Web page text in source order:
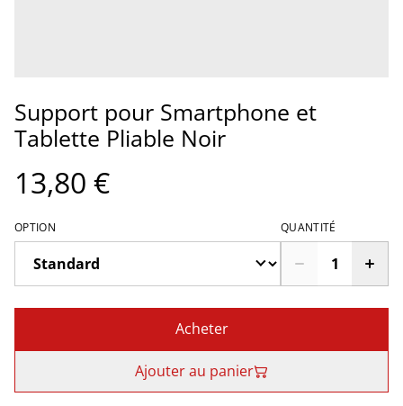
Support pour Smartphone et
Tablette Pliable Noir
13,80 €
OPTION QUANTITÉ
Acheter
Ajouter au panier